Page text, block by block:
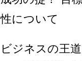
性について
ビジネスの王